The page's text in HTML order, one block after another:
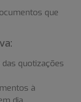
que
quotizações
à